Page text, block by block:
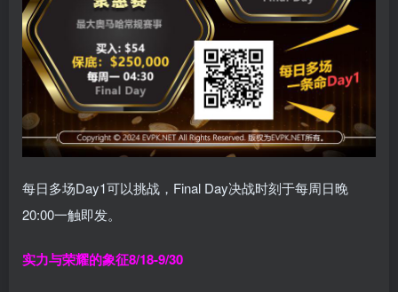
每日多场Day1可以挑战，Final Day决战时刻于每周日晚
20:00一触即发。
实力与荣耀的象征8/18-9/30